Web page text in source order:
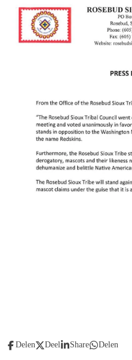
Delen Deel Share Delen